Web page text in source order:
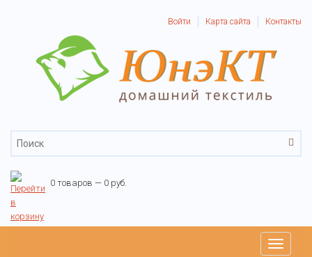
Войти Карта сайта Контакты
0 товаров — 0 руб.
Toggle